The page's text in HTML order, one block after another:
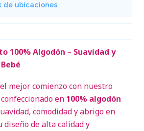
de ubicaciones
100% Algodón – Suavidad y
mejor comienzo con nuestro
confeccionado en 100% algodón
comodidad y abrigo en
diseño de alta calidad y